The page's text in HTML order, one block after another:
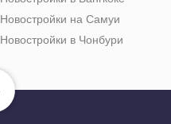
Новостройки на Самуи
Новостройки в Чонбури